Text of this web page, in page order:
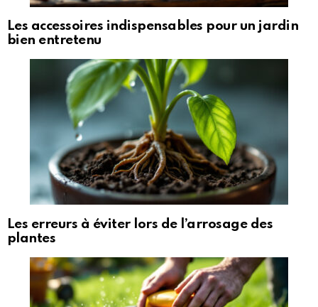
Les accessoires indispensables pour un jardin
bien entretenu
Les erreurs à éviter lors de l’arrosage des
plantes